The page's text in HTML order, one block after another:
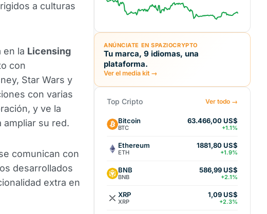
a culturas
en la Licensing
con
Star Wars y
con varias
y ve la
ampliar su red.
comunican con
desarrollados
extra en
ANÚNCIATE EN SPAZIOCRYPTO
Tu marca, 9 idiomas, una
plataforma.
Ver el media kit →
Top Cripto Ver todo →
Bitcoin
BTC
63.466,00 US$
+1.1%
Ethereum
ETH
1881,80 US$
+1.9%
BNB
BNB
586,99 US$
+2.1%
XRP
XRP
1,09 US$
+2.3%